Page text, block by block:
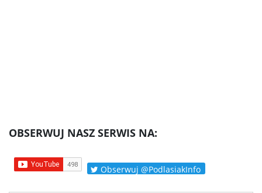
OBSERWUJ NASZ SERWIS NA:
Obserwuj @PodlasiakInfo